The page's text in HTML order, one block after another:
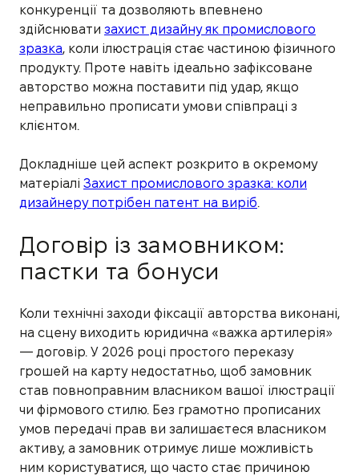
конкуренції та дозволяють впевнено
здійснювати захист дизайну як промислового
зразка, коли ілюстрація стає частиною фізичного
продукту. Проте навіть ідеально зафіксоване
авторство можна поставити під удар, якщо
неправильно прописати умови співпраці з
клієнтом.
Докладніше цей аспект розкрито в окремому
матеріалі Захист промислового зразка: коли
дизайнеру потрібен патент на виріб.
Договір із замовником:
пастки та бонуси
Коли технічні заходи фіксації авторства виконані,
на сцену виходить юридична «важка артилерія»
— договір. У 2026 році простого переказу
грошей на карту недостатньо, щоб замовник
став повноправним власником вашої ілюстрації
чи фірмового стилю. Без грамотно прописаних
умов передачі прав ви залишаєтеся власником
активу, а замовник отримує лише можливість
ним користуватися, що часто стає причиною